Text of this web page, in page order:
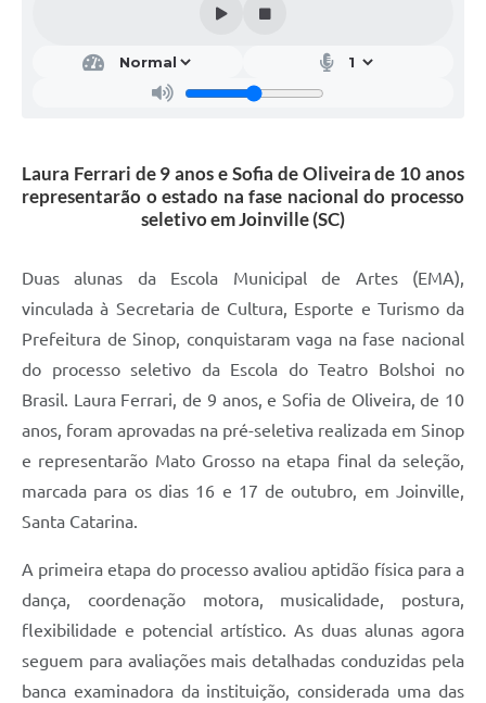
Laura Ferrari de 9 anos e Sofia de Oliveira de 10 anos
representarão o estado na fase nacional do processo
seletivo em Joinville (SC)
Duas alunas da Escola Municipal de Artes (EMA),
vinculada à Secretaria de Cultura, Esporte e Turismo da
Prefeitura de Sinop, conquistaram vaga na fase nacional
do processo seletivo da Escola do Teatro Bolshoi no
Brasil. Laura Ferrari, de 9 anos, e Sofia de Oliveira, de 10
anos, foram aprovadas na pré-seletiva realizada em Sinop
e representarão Mato Grosso na etapa final da seleção,
marcada para os dias 16 e 17 de outubro, em Joinville,
Santa Catarina.
A primeira etapa do processo avaliou aptidão física para a
dança, coordenação motora, musicalidade, postura,
flexibilidade e potencial artístico. As duas alunas agora
seguem para avaliações mais detalhadas conduzidas pela
banca examinadora da instituição, considerada uma das